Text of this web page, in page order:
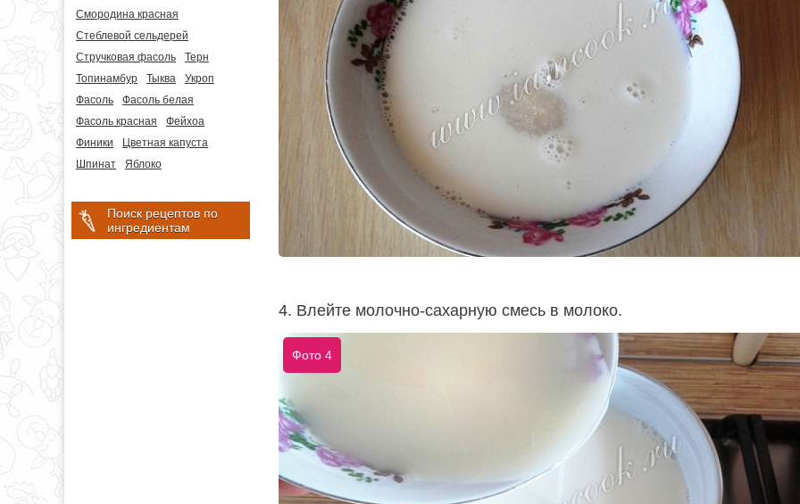
Смородина красная
Стеблевой сельдерей
Стручковая фасоль
Терн
Топинамбур
Тыква
Укроп
Фасоль
Фасоль белая
Фасоль красная
Фейхоа
Финики
Цветная капуста
Шпинат
Яблоко
Поиск рецептов по
ингредиентам
4. Влейте молочно-сахарную смесь в молоко.
Фото 4